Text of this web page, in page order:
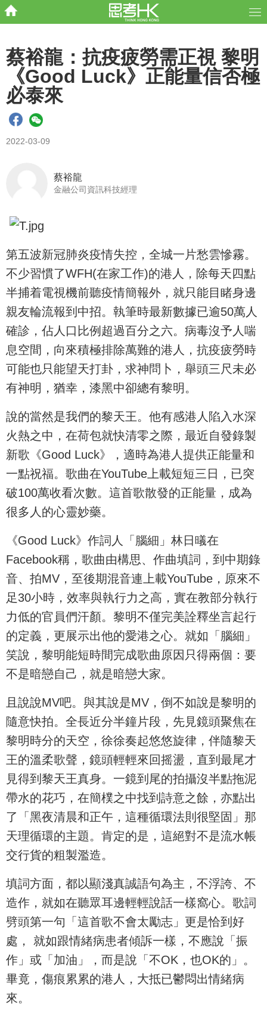
蔡裕龍：抗疫疲勞需正視 黎明
《Good Luck》正能量信否極
必泰來
2022-03-09
蔡裕龍
金融公司資訊科技經理
第五波新冠肺炎疫情失控，全城一片愁雲慘霧。
不少習慣了WFH(在家工作)的港人，除每天四點
半捕着電視機前聽疫情簡報外，就只能目睹身邊
親友輪流報到中招。執筆時最新數據已逾50萬人
確診，佔人口比例超過百分之六。病毒沒予人喘
息空間，向來積極排除萬難的港人，抗疫疲勞時
可能也只能望天打卦，求神問卜，舉頭三尺未必
有神明，猶幸，漆黑中卻總有黎明。
說的當然是我們的黎天王。他有感港人陷入水深
火熱之中，在荷包就快清零之際，最近自發錄製
新歌《Good Luck》，適時為港人提供正能量和
一點祝福。歌曲在YouTube上載短短三日，已突
破100萬收看次數。這首歌散發的正能量，成為
很多人的心靈妙藥。
《Good Luck》作詞人「腦細」林日㬢在
Facebook稱，歌曲由構思、作曲填詞，到中期錄
音、拍MV，至後期混音連上載YouTube，原來不
足30小時，效率與執行力之高，實在教部分執行
力低的官員們汗顏。黎明不僅完美詮釋坐言起行
的定義，更展示出他的愛港之心。就如「腦細」
笑說，黎明能短時間完成歌曲原因只得兩個：要
不是暗戀自己，就是暗戀大家。
且說說MV吧。與其說是MV，倒不如說是黎明的
隨意快拍。全長近分半鐘片段，先見鏡頭聚焦在
黎明時分的天空，徐徐奏起悠悠旋律，伴隨黎天
王的溫柔歌聲，鏡頭輕輕來回摇盪，直到最尾才
見得到黎天王真身。一鏡到尾的拍攝沒半點拖泥
帶水的花巧，在簡樸之中找到詩意之餘，亦點出
了「黑夜清晨和正午，這種循環法則很堅固」那
天理循環的主題。肯定的是，這絕對不是流水帳
交行貨的粗製濫造。
填詞方面，都以顯淺真誠語句為主，不浮誇、不
造作，就如在聽眾耳邊輕輕說話一樣窩心。歌詞
劈頭第一句「這首歌不會太勵志」更是恰到好
處， 就如跟情緒病患者傾訴一樣，不應說「振
作」或「加油」，而是說「不OK，也OK的」。
畢竟，傷痕累累的港人，大抵已鬱悶出情緒病
來。